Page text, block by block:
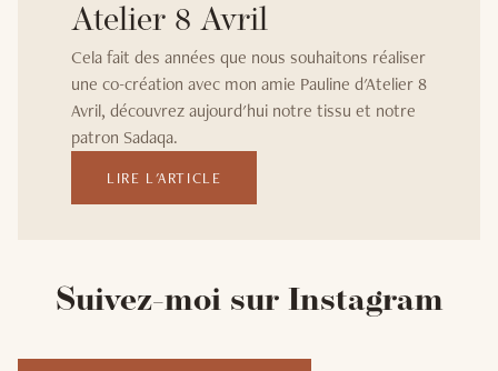
Atelier 8 Avril
Cela fait des années que nous souhaitons réaliser
une co-création avec mon amie Pauline d'Atelier 8
Avril, découvrez aujourd'hui notre tissu et notre
patron Sadaqa.
LIRE L'ARTICLE
Suivez-moi sur Instagram